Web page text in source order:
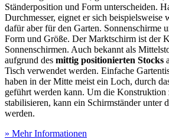
Ständerposition und Form unterscheiden.
Durchmesser, eignet er sich beispielsweise
dafür aber für den Garten. Sonnenschirme
Form und Größe. Der Marktschirm ist der
Sonnenschirmen. Auch bekannt als
aufgrund des mittig positionierten Stocks
Tisch verwendet werden. Einfache
haben in der Mitte meist ein Loch, durch
geführt werden kann. Um die Konstruktion
stabilisieren, kann ein Schirmständer unter
werden.
» Mehr Informationen